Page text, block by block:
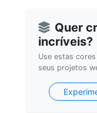
Quer
incríveis?
Use estas
seus projetos